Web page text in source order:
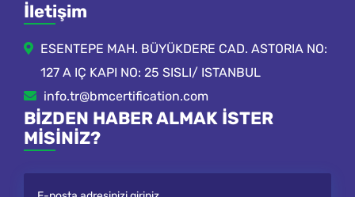
İletişim
ESENTEPE MAH. BÜYÜKDERE CAD. ASTORIA NO:
127 A IÇ KAPI NO: 25 SISLI/ ISTANBUL
info.tr@bmcertification.com
BIZDEN HABER ALMAK ISTER
MISINIZ?